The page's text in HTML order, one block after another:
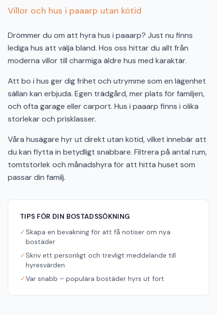
Villor och hus i paaarp utan kötid
Drömmer du om att hyra hus i paaarp? Just nu finns
lediga hus att välja bland. Hos oss hittar du allt från
moderna villor till charmiga äldre hus med karaktär.
Att bo i hus ger dig frihet och utrymme som en lägenhet
sällan kan erbjuda. Egen trädgård, mer plats för familjen,
och ofta garage eller carport. Hus i paaarp finns i olika
storlekar och prisklasser.
Våra husägare hyr ut direkt utan kötid, vilket innebär att
du kan flytta in betydligt snabbare. Filtrera på antal rum,
tomtstorlek och månadshyra för att hitta huset som
passar din familj.
TIPS FÖR DIN BOSTADSSÖKNING
✓Skapa en bevakning för att få notiser om nya
bostäder
✓Skriv ett personligt och trevligt meddelande till
hyresvärden
✓Var snabb – populära bostäder hyrs ut fort